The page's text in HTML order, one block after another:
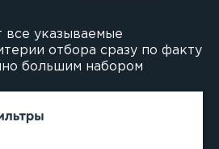
все указываемые
отбора сразу по факту
большим набором